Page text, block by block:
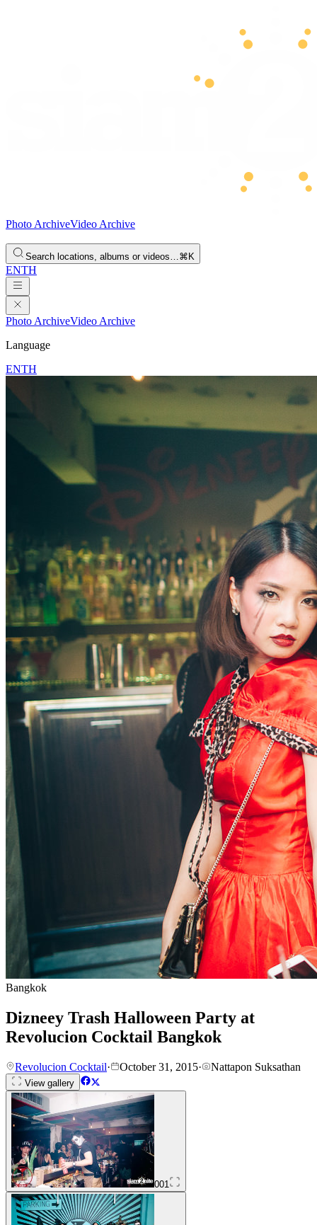
Photo ArchiveVideo Archive
Search locations, albums or videos…⌘K
ENTH
Photo ArchiveVideo Archive
Language
ENTH
Bangkok
Dizneey Trash Halloween Party at
Revolucion Cocktail Bangkok
Revolucion Cocktail· October 31, 2015· Nattapon Suksathan
View gallery
001